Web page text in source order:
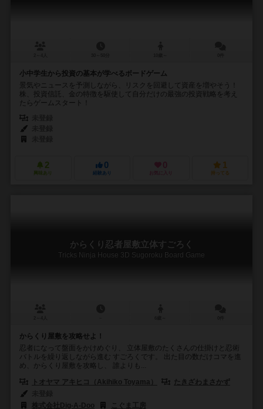
小中学生から投資の基本が学べるボードゲーム
景気やニュースを予測しながら、リスクを回避して資産を増やそう！
株、投資信託、金の特徴を駆使して自分だけの最強の投資戦略を考え
たらゲームスタート！
2
興味あり
0
経験あり
0
お気に入り
1
持ってる
からくり忍者屋敷立体すごろく
Tricks Ninja House 3D Sugoroku Board Game
からくり屋敷を攻略せよ！
忍者になって盤面をかけめぐり、 立体屋敷のたくさんの仕掛けと忍術
バトルを繰り返しながら進む すごろくです。 出た目の数だけコマを進
め、からくり屋敷を攻略し、 誰よりも...
トオヤマ アキヒコ（Akihiko Toyama）
たきざわまさかず
株式会社Dig-A-Doo
こぐま工房